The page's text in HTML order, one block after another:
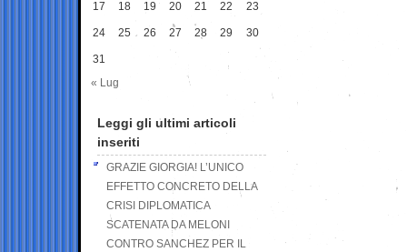
17 18 19 20 21 22 23
24 25 26 27 28 29 30
31
« Lug
Leggi gli ultimi articoli
inseriti
GRAZIE GIORGIA! L’UNICO
EFFETTO CONCRETO DELLA
CRISI DIPLOMATICA
SCATENATA DA MELONI
CONTRO SANCHEZ PER IL